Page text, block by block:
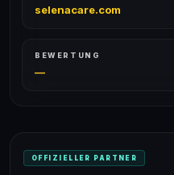
selenacare.com
BEWERTUNG
—
OFFIZIELLER PARTNER